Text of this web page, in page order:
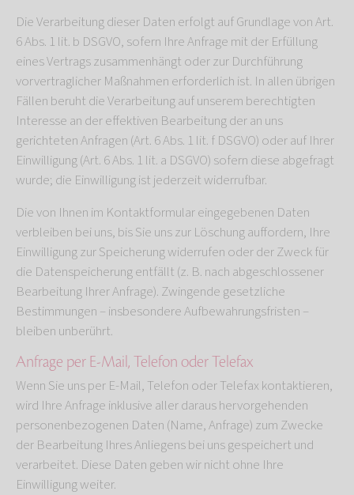
Die Verarbeitung dieser Daten erfolgt auf Grundlage von Art.
6 Abs. 1 lit. b DSGVO, sofern Ihre Anfrage mit der Erfüllung
eines Vertrags zusammenhängt oder zur Durchführung
vorvertraglicher Maßnahmen erforderlich ist. In allen übrigen
Fällen beruht die Verarbeitung auf unserem berechtigten
Interesse an der effektiven Bearbeitung der an uns
gerichteten Anfragen (Art. 6 Abs. 1 lit. f DSGVO) oder auf Ihrer
Einwilligung (Art. 6 Abs. 1 lit. a DSGVO) sofern diese abgefragt
wurde; die Einwilligung ist jederzeit widerrufbar.
Die von Ihnen im Kontaktformular eingegebenen Daten
verbleiben bei uns, bis Sie uns zur Löschung auffordern, Ihre
Einwilligung zur Speicherung widerrufen oder der Zweck für
die Datenspeicherung entfällt (z. B. nach abgeschlossener
Bearbeitung Ihrer Anfrage). Zwingende gesetzliche
Bestimmungen – insbesondere Aufbewahrungsfristen –
bleiben unberührt.
Anfrage per E-Mail, Telefon oder Telefax
Wenn Sie uns per E-Mail, Telefon oder Telefax kontaktieren,
wird Ihre Anfrage inklusive aller daraus hervorgehenden
personenbezogenen Daten (Name, Anfrage) zum Zwecke
der Bearbeitung Ihres Anliegens bei uns gespeichert und
verarbeitet. Diese Daten geben wir nicht ohne Ihre
Einwilligung weiter.